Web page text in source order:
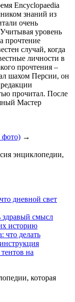
Encyclopaedia
знаний из
очень
уровень
прочтение
случай, когда
личности в
прочтения –
шахом Персии, он
прочитал. После
Мастер
фото) →
энциклопедии,
дневной свет
смысл
историю
что делать
на
которая